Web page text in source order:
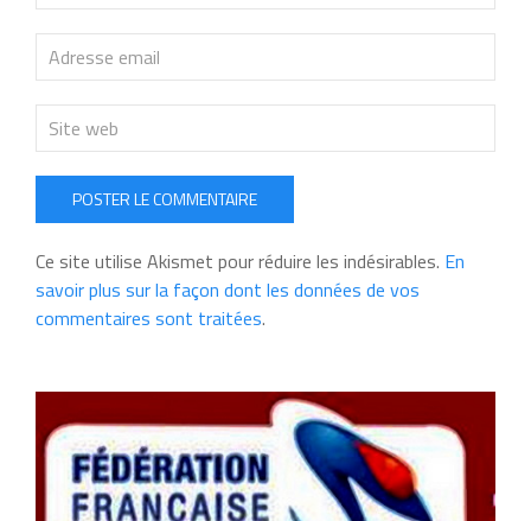
POSTER LE COMMENTAIRE
Ce site utilise Akismet pour réduire les indésirables. En
savoir plus sur la façon dont les données de vos
commentaires sont traitées.